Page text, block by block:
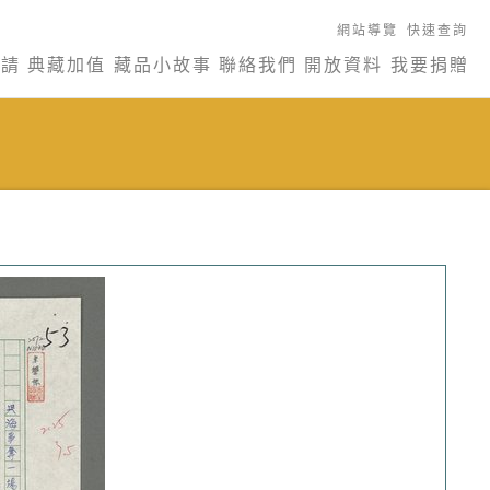
網站導覽 快速查詢
典藏加值 藏品小故事 聯絡我們 開放資料 我要捐贈